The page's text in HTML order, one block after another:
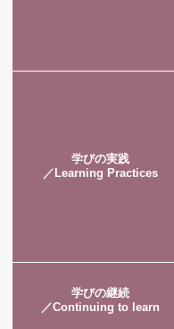
学びの実践
／Learning Practices
学びの継続
／Continuing to learn